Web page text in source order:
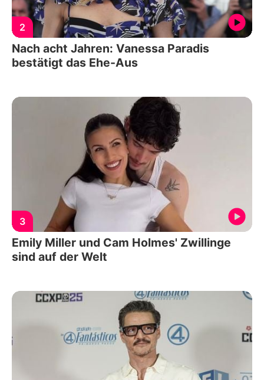
2
Nach acht Jahren: Vanessa Paradis
bestätigt das Ehe-Aus
3
Emily Miller und Cam Holmes' Zwillinge
sind auf der Welt